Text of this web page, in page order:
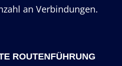
an Verbindungen.
ROUTENFÜHRUNG